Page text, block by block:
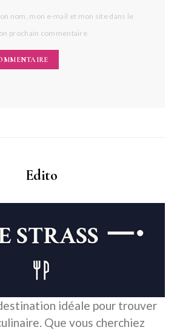
nom, mon e-mail et mon site dans le
prochain commentaire.
Edito
idéale pour trouver
Que vous cherchiez